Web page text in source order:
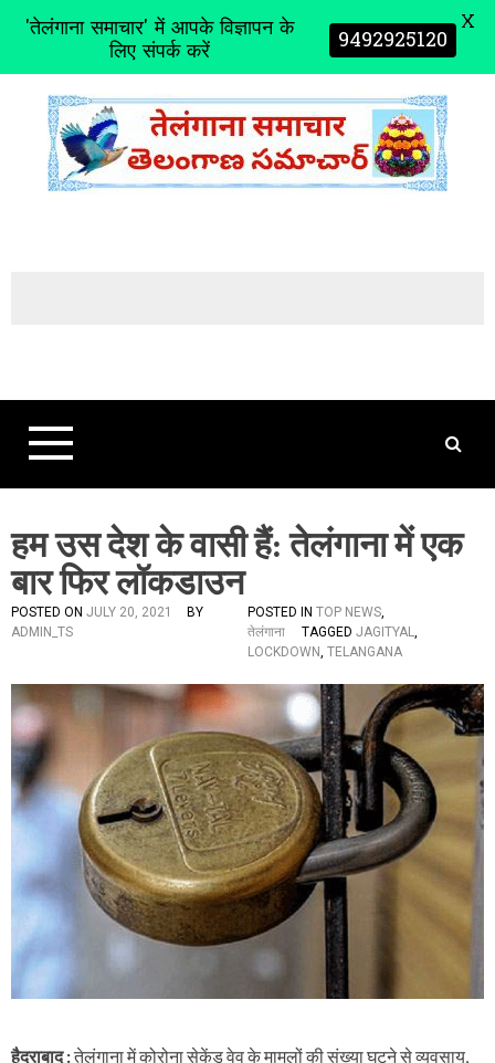
t
हम उस देश के वासी हैं: तेलंगाना में एक
बार फिर लॉकडाउन
POSTED ON JULY 20, 2021
BY
ADMIN_TS
POSTED IN TOP NEWS,
तेलंगाना
TAGGED JAGITYAL,
LOCKDOWN, TELANGANA
हैदराबाद :तेलंगाना में कोरोना सेकेंड वेव के मामलों की संख्या घटने से व्यवसाय,
'तेलंगाना समाचार' में आपके विज्ञापन के
लिए संपर्क करें 9492925120 X